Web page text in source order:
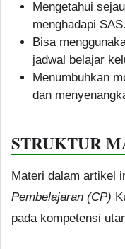
Mengetahui
menghadapi SAS.
Bisa
jadwal belajar
Menumbuhkan
dan
STRUKTUR
Materi dalam artikel
Pembelajaran (CP)
pada kompetensi